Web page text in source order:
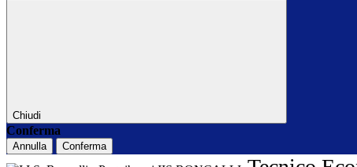
Chiudi
Conferma
Annulla Conferma